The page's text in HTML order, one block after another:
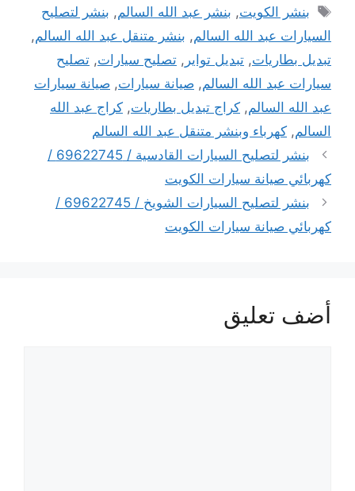
الوسوم
بنشر الكويت, بنشر عبد الله السالم, بنشر لتصليح
السيارات عبد الله السالم, بنشر متنقل عبد الله السالم,
تبديل بطاريات, تبديل تواير , تصليح سيارات, تصليح
سيارات عبد الله السالم, صيانة سيارات, صيانة سيارات
عبد الله السالم, كراج تبديل بطاريات, كراج عبد الله
السالم, كهرباء وبنشر متنقل عبد الله السالم
بنشر لتصليح السيارات القادسية / 69622745 /
كهربائي صيانة سيارات الكويت
بنشر لتصليح السيارات الشويخ / 69622745 /
كهربائي صيانة سيارات الكويت
أضف تعليق